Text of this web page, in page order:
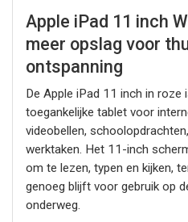
Apple iPad 11 inch
meer opslag voor
ontspanning
De Apple iPad 11 inch in roze
toegankelijke tablet voor
videobellen,
werktaken. Het 11-inch
om te lezen, typen en kijken,
genoeg blijft voor gebruik op
onderweg.